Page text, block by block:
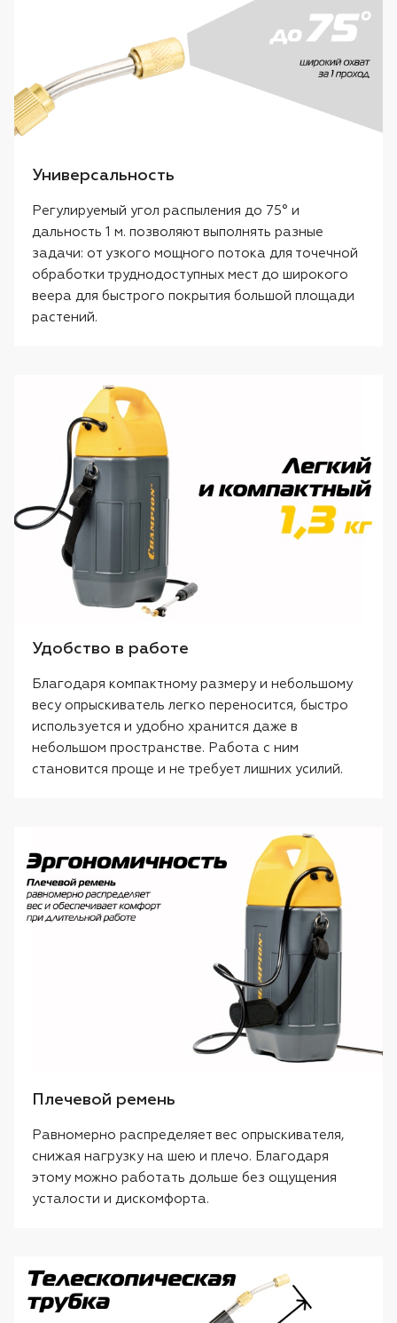
Универсальность
Регулируемый угол распыления до 75° и
дальность 1 м. позволяют выполнять разные
задачи: от узкого мощного потока для точечной
обработки труднодоступных мест до широкого
веера для быстрого покрытия большой площади
растений.
Удобство в работе
Благодаря компактному размеру и небольшому
весу опрыскиватель легко переносится, быстро
используется и удобно хранится даже в
небольшом пространстве. Работа с ним
становится проще и не требует лишних усилий.
Плечевой ремень
Равномерно распределяет вес опрыскивателя,
снижая нагрузку на шею и плечо. Благодаря
этому можно работать дольше без ощущения
усталости и дискомфорта.